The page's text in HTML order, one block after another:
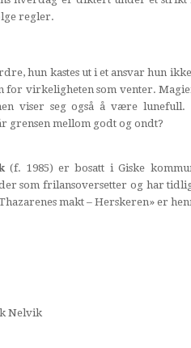
regler.
hun kastes ut i et ansvar hun
virkeligheten som venter.
viser seg også å være lunefull.
grensen mellom godt og ondt?
(f. 1985) er bosatt i Giske
som frilansoversetter og har
makt – Herskeren» er
Nelvik